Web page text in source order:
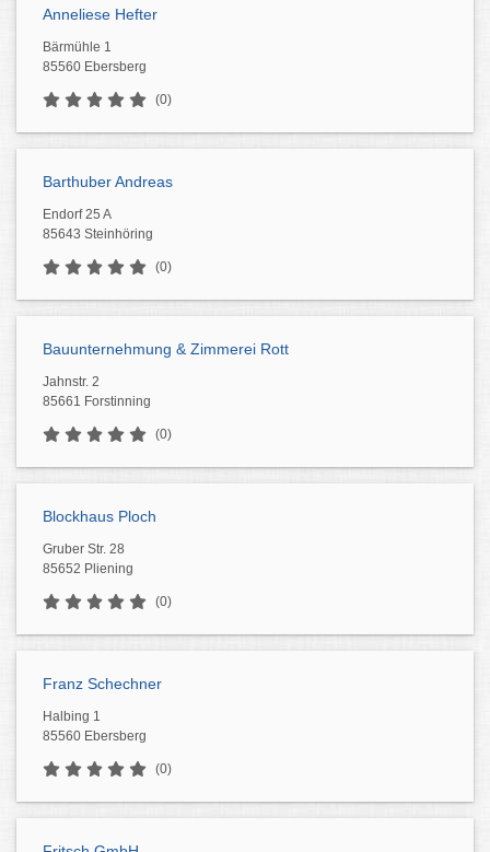
Anneliese Hefter
Bärmühle 1
85560 Ebersberg
(0)
Barthuber Andreas
Endorf 25 A
85643 Steinhöring
(0)
Bauunternehmung & Zimmerei Rott
Jahnstr. 2
85661 Forstinning
(0)
Blockhaus Ploch
Gruber Str. 28
85652 Pliening
(0)
Franz Schechner
Halbing 1
85560 Ebersberg
(0)